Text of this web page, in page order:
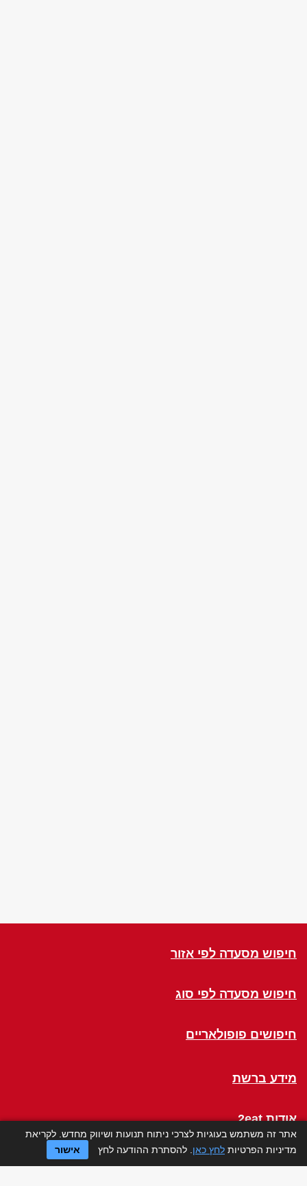
חיפוש מסעדה לפי אזור
חיפוש מסעדה לפי סוג
חיפושים פופולאריים
מידע ברשת
אודות 2eat
Click a Table
אתר זה משתמש בעוגיות לצרכי ניתוח תנועות ושיווק מחדש. לקריאת
מדיניות הפרטיות לחץ כאן . להסתרת ההודעה לחץ אישור